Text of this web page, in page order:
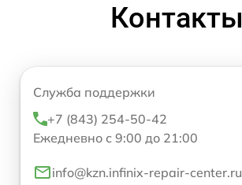
Контакты
Служба поддержки
+7 (843) 254-50-42
Ежедневно с 9:00 до 21:00
info@kzn.infinix-repair-center.ru